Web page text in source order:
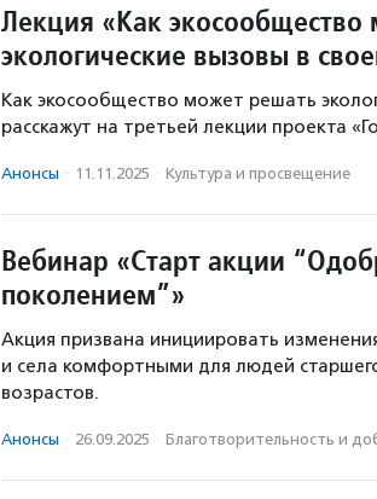
Лекция «Как
экологические вызовы в
Как экосообщество может решать
расскажут на третьей лекции проекта
Анонсы · 11.11.2025 · Культура и просвещение
Вебинар «Старт акции
поколением”»
Акция призвана инициировать
и села комфортными для людей
возрастов.
Анонсы · 26.09.2025 · Благотвори­тель­ность и